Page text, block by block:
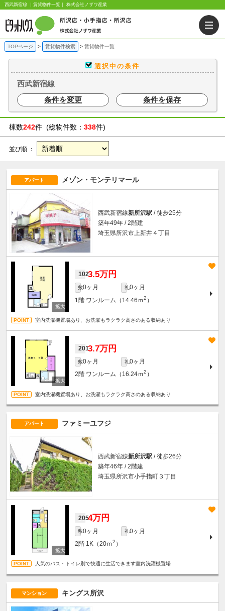
西武新宿線 ｜賃貸物件一覧｜ 株式会社ノザワ産業
TOPページ 賃貸物件検索 賃貸物件一覧
選択中の条件
西武新宿線
条件を変更
条件を保存
棟数242件 (総物件数： 338件)
並び順 ：
アパート メゾン・モンテリマール
西武新宿線新所沢駅 / 徒歩25分
築年49年 / 2階建
埼玉県所沢市上新井４丁目
1023.5万円
敷0ヶ月 礼0ヶ月
1階 ワンルーム（14.46ｍ2 ）
室内洗濯機置場あり、お洗濯もラクラク高さのある収納あり
2013.7万円
敷0ヶ月 礼0ヶ月
2階 ワンルーム（16.24ｍ2 ）
室内洗濯機置場あり、お洗濯もラクラク高さのある収納あり
アパート ファミーユフジ
西武新宿線新所沢駅 / 徒歩26分
築年46年 / 2階建
埼玉県所沢市小手指町３丁目
2054万円
敷0ヶ月 礼0ヶ月
2階 1K（20ｍ2 ）
人気のバス・トイレ別で快適に生活できます室内洗濯機置場
マンション キングス所沢